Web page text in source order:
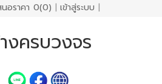
นอราคา 0(0) | เข้าสู่ระบบ |
งครบวงจร